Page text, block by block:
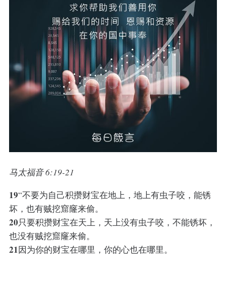
马太福音 6:19-21
19“不要为自己积攒财宝在地上，地上有虫子咬，能锈
坏，也有贼挖窟窿来偷。
20只要积攒财宝在天上，天上没有虫子咬，不能锈坏，
也没有贼挖窟窿来偷。
21因为你的财宝在哪里，你的心也在哪里。